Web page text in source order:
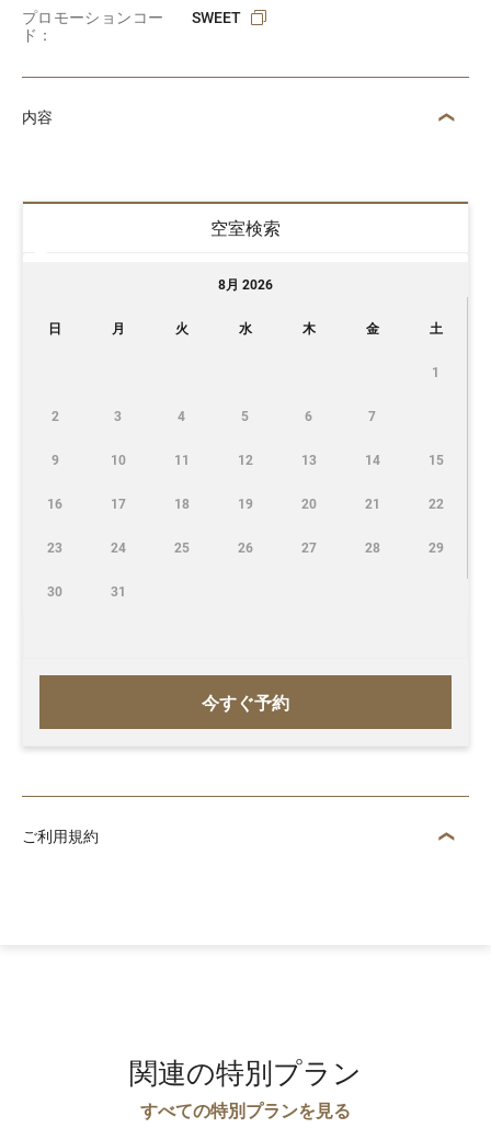
プロモーションコー
ド：
SWEET
内容
空室検索
今すぐ予約
8月 2026
日 月 火 水 木 金 土
1
2 3 4 5 6 7
9 10 11 12 13 14 15
16 17 18 19 20 21 22
23 24 25 26 27 28 29
30 31
ご利用規約
関連の特別プラン
すべての特別プランを見る